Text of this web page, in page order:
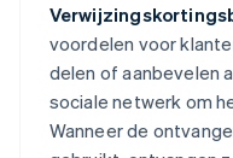
voordelen voor
delen of aanbevelen
sociale netwerk om
Wanneer de